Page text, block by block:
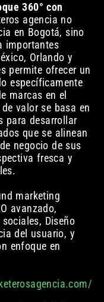
360° con
agencia no
en Bogotá, sino
importantes
Orlando y
permite ofrecer un
específicamente
marcas en el
valor se basa en
para desarrollar
que se alinean
negocio de sus
fresca y
marketing
avanzado,
Diseño
del usuario, y
enfoque en